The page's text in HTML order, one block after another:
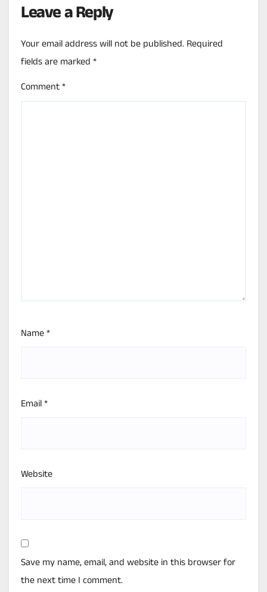
Leave a Reply
Your email address will not be published.Required
fields are marked*
Comment*
Name*
Email*
Website
Save my name, email, and website in this browser for
the next time I comment.